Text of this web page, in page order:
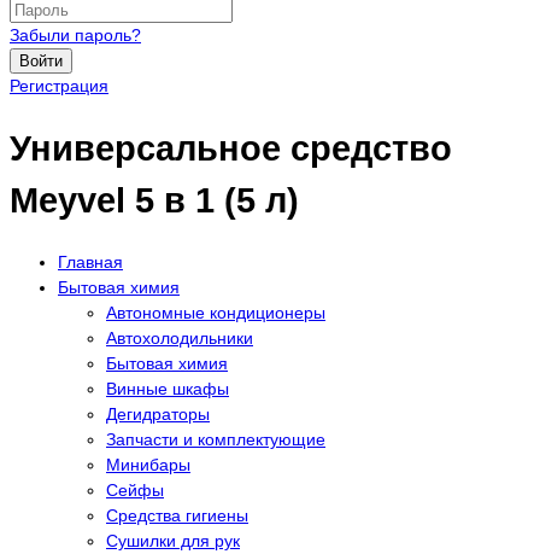
Забыли пароль?
Войти
Регистрация
Универсальное средство
Meyvel 5 в 1 (5 л)
Главная
Бытовая химия
Автономные кондиционеры
Автохолодильники
Бытовая химия
Винные шкафы
Дегидраторы
Запчасти и комплектующие
Минибары
Сейфы
Средства гигиены
Сушилки для рук